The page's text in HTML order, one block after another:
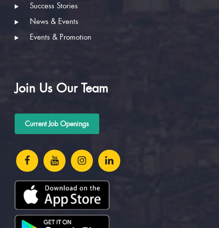
Success Stories
News & Events
Events & Promotion
Join Us Our Team
Current Job Openings